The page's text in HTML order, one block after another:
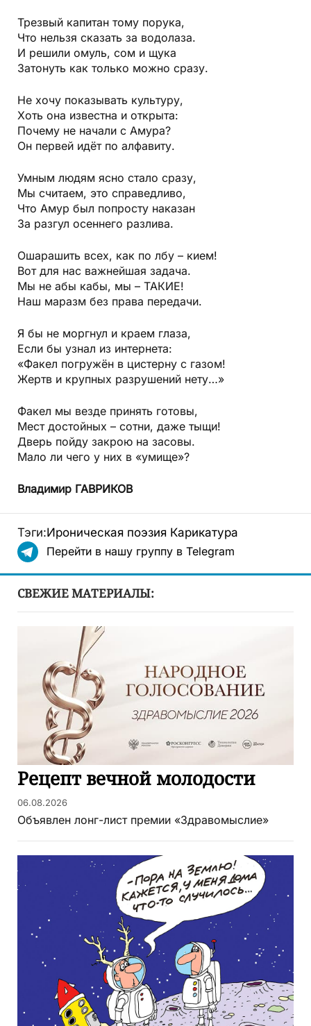
Трезвый капитан тому порука,
Что нельзя сказать за водолаза.
И решили омуль, сом и щука
Затонуть как только можно сразу.
Не хочу показывать культуру,
Хоть она известна и открыта:
Почему не начали с Амура?
Он первей идёт по алфавиту.
Умным людям ясно стало сразу,
Мы считаем, это справедливо,
Что Амур был попросту наказан
За разгул осеннего разлива.
Ошарашить всех, как по лбу – кием!
Вот для нас важнейшая задача.
Мы не абы кабы, мы – ТАКИЕ!
Наш маразм без права передачи.
Я бы не моргнул и краем глаза,
Если бы узнал из интернета:
«Факел погружён в цистерну с газом!
Жертв и крупных разрушений нету…»
Факел мы везде принять готовы,
Мест достойных – сотни, даже тыщи!
Дверь пойду закрою на засовы.
Мало ли чего у них в «умище»?
Владимир ГАВРИКОВ
Тэги:Ироническая поэзия Карикатура
Перейти в нашу группу в Telegram
СВЕЖИЕ МАТЕРИАЛЫ:
Рецепт вечной молодости
06.08.2026
Объявлен лонг-лист премии «Здравомыслие»